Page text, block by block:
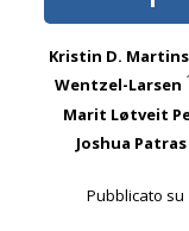
Kristin D.
Wentzel-Larsen 1
Marit Løtveit
Joshua Patras
Pubblicato su